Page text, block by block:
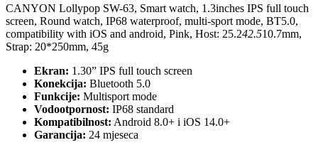
CANYON Lollypop SW-63, Smart watch, 1.3inches IPS full touch
screen, Round watch, IP68 waterproof, multi-sport mode, BT5.0,
compatibility with iOS and android, Pink, Host: 25.242.510.7mm,
Strap: 20*250mm, 45g
Ekran: 1.30” IPS full touch screen
Konekcija: Bluetooth 5.0
Funkcije: Multisport mode
Vodootpornost: IP68 standard
Kompatibilnost: Android 8.0+ i iOS 14.0+
Garancija: 24 mjeseca